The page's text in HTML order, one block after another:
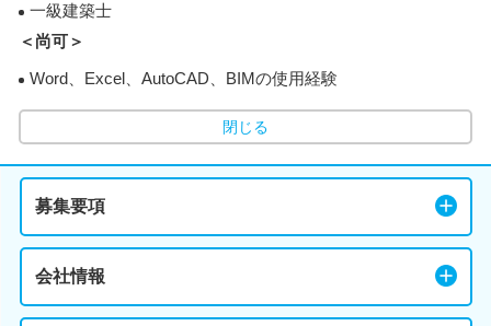
一級建築士
＜尚可＞
Word、Excel、AutoCAD、BIMの使用経験
閉じる
募集要項
会社情報